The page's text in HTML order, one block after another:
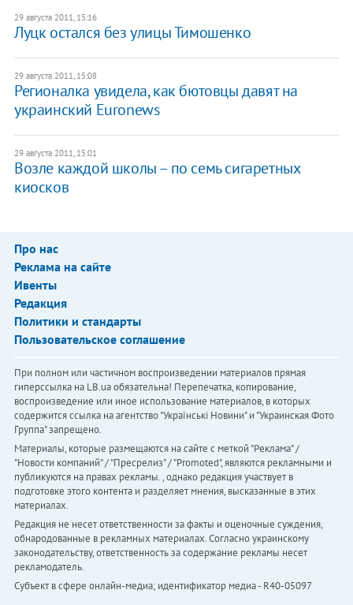
29 августа 2011, 15:16
Луцк остался без улицы Тимошенко
29 августа 2011, 15:08
Регионалка увидела, как бютовцы давят на
украинский Euronews
29 августа 2011, 15:01
Возле каждой школы – по семь сигаретных
киосков
Про нас
Реклама на сайте
Ивенты
Редакция
Политики и стандарты
Пользовательское соглашение
При полном или частичном воспроизведении материалов прямая
гиперссылка на LB.ua обязательна! Перепечатка, копирование,
воспроизведение или иное использование материалов, в которых
содержится ссылка на агентство "Українськi Новини" и "Украинская Фото
Группа" запрещено.
Материалы, которые размещаются на сайте с меткой "Реклама" /
"Новости компаний" / "Пресрелиз" / "Promoted", являются рекламными и
публикуются на правах рекламы. , однако редакция участвует в
подготовке этого контента и разделяет мнения, высказанные в этих
материалах.
Редакция не несет ответственности за факты и оценочные суждения,
обнародованные в рекламных материалах. Согласно украинскому
законодательству, ответственность за содержание рекламы несет
рекламодатель.
Субъект в сфере онлайн-медиа; идентификатор медиа - R40-05097